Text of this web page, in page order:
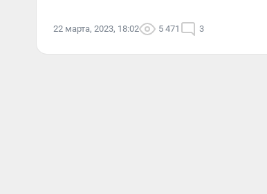
22 марта, 2023, 18:02 5 471 3